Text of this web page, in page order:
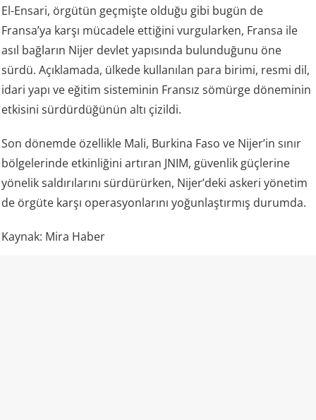
El-Ensari, örgütün geçmişte olduğu gibi bugün de
Fransa’ya karşı mücadele ettiğini vurgularken, Fransa ile
asıl bağların Nijer devlet yapısında bulunduğunu öne
sürdü. Açıklamada, ülkede kullanılan para birimi, resmi dil,
idari yapı ve eğitim sisteminin Fransız sömürge döneminin
etkisini sürdürdüğünün altı çizildi.
Son dönemde özellikle Mali, Burkina Faso ve Nijer’in sınır
bölgelerinde etkinliğini artıran JNIM, güvenlik güçlerine
yönelik saldırılarını sürdürürken, Nijer’deki askeri yönetim
de örgüte karşı operasyonlarını yoğunlaştırmış durumda.
Kaynak: Mira Haber